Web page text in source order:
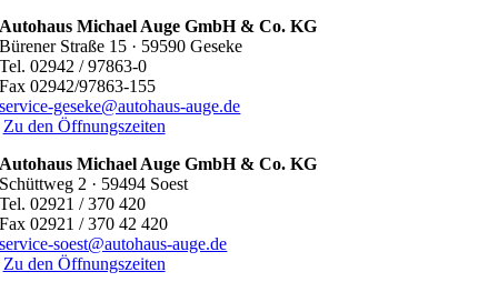
Autohaus Michael Auge GmbH & Co. KG
Bürener Straße 15 · 59590 Geseke
Tel. 02942 / 97863-0
Fax 02942/97863-155
service-geseke@autohaus-auge.de
Zu den Öffnungszeiten
Autohaus Michael Auge GmbH & Co. KG
Schüttweg 2 · 59494 Soest
Tel. 02921 / 370 420
Fax 02921 / 370 42 420
service-soest@autohaus-auge.de
Zu den Öffnungszeiten